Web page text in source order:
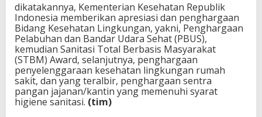
dikatakannya, Kementerian Kesehatan Republik
Indonesia memberikan apresiasi dan penghargaan
Bidang Kesehatan Lingkungan, yakni, Penghargaan
Pelabuhan dan Bandar Udara Sehat (PBUS),
kemudian Sanitasi Total Berbasis Masyarakat
(STBM) Award, selanjutnya, penghargaan
penyelenggaraan kesehatan lingkungan rumah
sakit, dan yang teralbir, penghargaan sentra
pangan jajanan/kantin yang memenuhi syarat
higiene sanitasi. (tim)